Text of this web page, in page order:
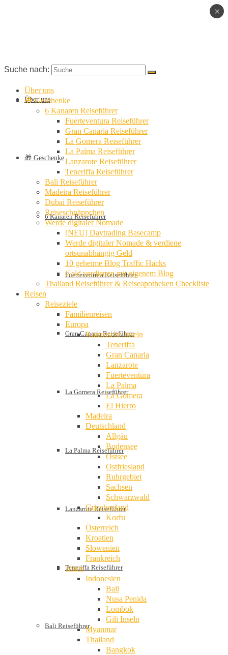
Über uns
🎁 Geschenke
6 Kanaren Reiseführer
Fuerteventura Reiseführer
Gran Canaria Reiseführer
La Gomera Reiseführer
La Palma Reiseführer
Lanzarote Reiseführer
Teneriffa Reiseführer
Bali Reiseführer
Suche nach:
Über uns
🎁 Geschenke
6 Kanaren Reiseführer
Fuerteventura Reiseführer
Gran Canaria Reiseführer
La Gomera Reiseführer
La Palma Reiseführer
Lanzarote Reiseführer
Teneriffa Reiseführer
Bali Reiseführer
Madeira Reiseführer
Dubai Reiseführer
Reiseschnäppchen
Werde digitaler Nomade
[NEU] Daytrading Basecamp
Werde digitaler Nomade & verdiene
ortsunabhängig Geld
10 geheime Blog Traffic Hacks
Geld verdienen mit eigenem Blog
Thailand Reiseführer & Reiseapotheken Checkliste
Reisen
Reiseziele
Familienreisen
Europa
Kanarische Inseln
Teneriffa
Gran Canaria
Lanzarote
Fuerteventura
La Palma
La Gomera
El Hierro
Madeira
Deutschland
Allgäu
Bodensee
Ostsee
Ostfriesland
Ruhrgebiet
Sachsen
Schwarzwald
Griechenland
Korfu
Österreich
Kroatien
Slowenien
Frankreich
Asien
Indonesien
Bali
Nusa Penida
Lombok
Gili Inseln
Myanmar
Thailand
Bangkok
×